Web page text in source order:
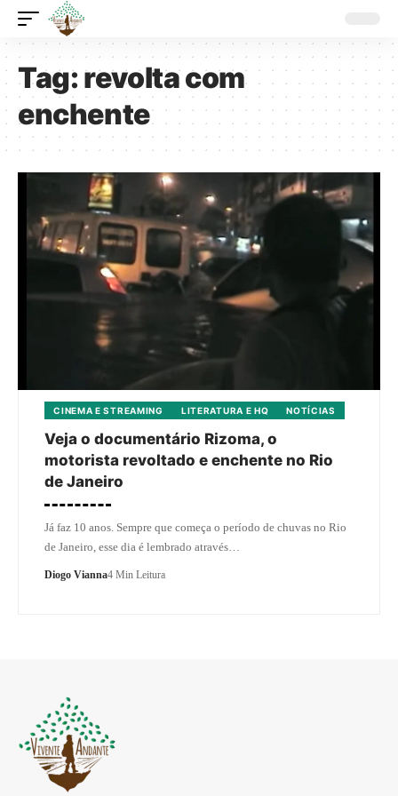
Tag:revolta com
enchente
CINEMA E STREAMING LITERATURA E HQ NOTÍCIAS
Veja o documentário Rizoma, o
motorista revoltado e enchente no Rio
de Janeiro
Já faz 10 anos. Sempre que começa o período de chuvas no Rio
de Janeiro, esse dia é lembrado através…
Diogo Vianna4 Min Leitura